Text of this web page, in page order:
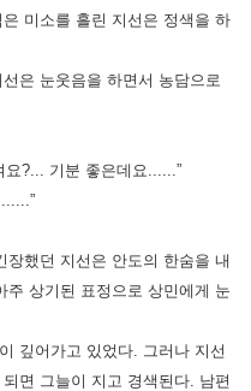
미소를 흘린 지선은 정색을 하
은 눈웃음을 하면서 농담으로
?... 기분 좋은데요......”
했던 지선은 안도의 한숨을 내
주 상기된 표정으로 상민에게 눈
깊어가고 있었다. 그러나 지선
면 그늘이 지고 경색된다. 남편